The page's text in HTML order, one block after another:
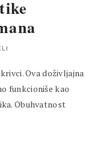
Ova doživljajna
funkcioniše kao
Obuhvatnost